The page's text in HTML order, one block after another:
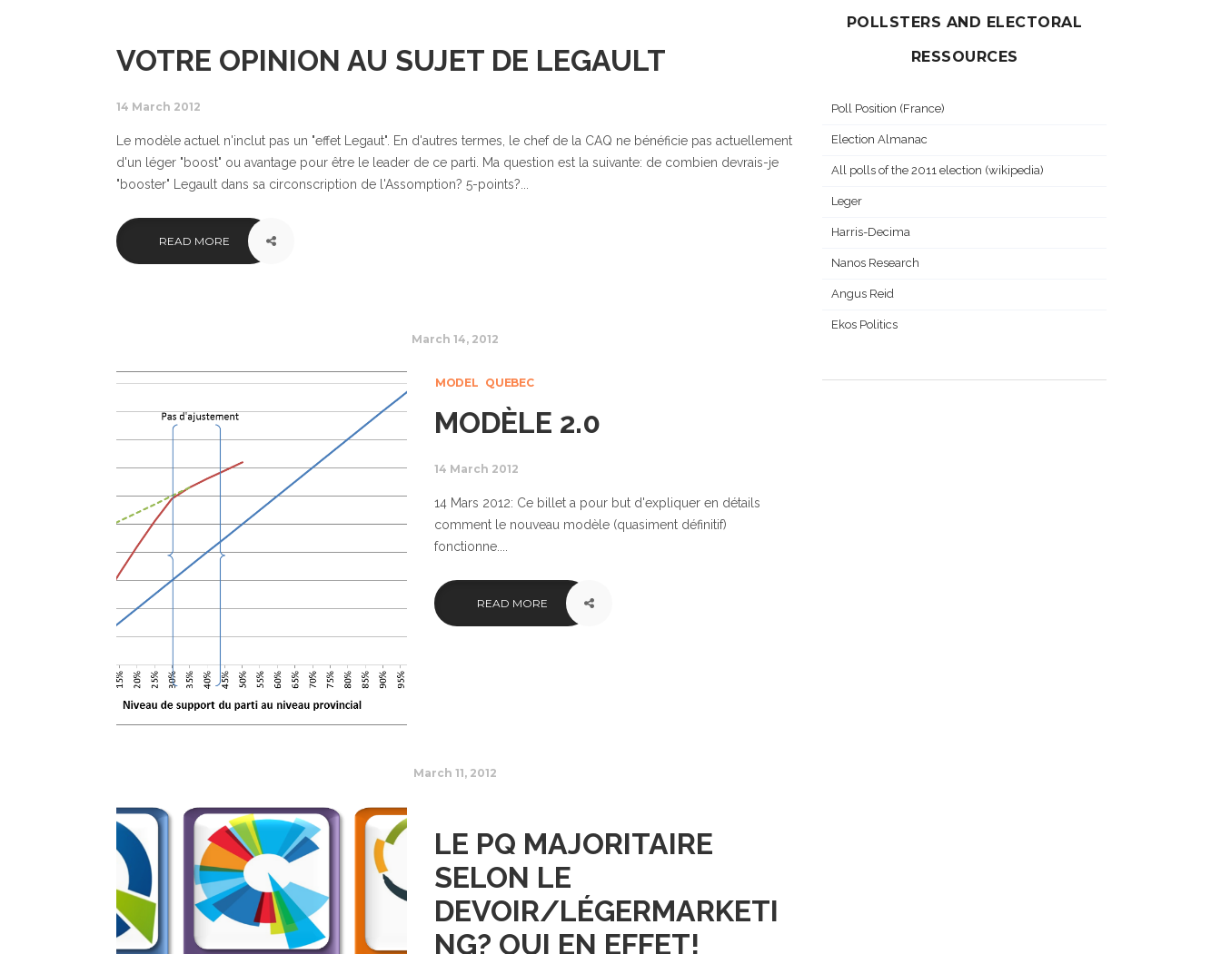
VOTRE OPINION AU SUJET DE LEGAULT
14 March 2012
Le modèle actuel n'inclut pas un "effet Legaut". En d'autres termes, le chef de la CAQ ne bénéficie pas actuellement
d'un léger "boost" ou avantage pour être le leader de ce parti. Ma question est la suivante: de combien devrais-je
"booster" Legault dans sa circonscription de l'Assomption? 5-points?...
READ MORE
March 14, 2012
MODEL QUEBEC
MODÈLE 2.0
14 March 2012
14 Mars 2012: Ce billet a pour but d'expliquer en détails
comment le nouveau modèle (quasiment définitif)
fonctionne....
READ MORE
March 11, 2012
LE PQ MAJORITAIRE
SELON LE
DEVOIR/LÉGERMARKETI
NG? OUI EN EFFET!
POLLSTERS AND ELECTORAL
RESSOURCES
Poll Position (France)
Election Almanac
All polls of the 2011 election (wikipedia)
Leger
Harris-Decima
Nanos Research
Angus Reid
Ekos Politics